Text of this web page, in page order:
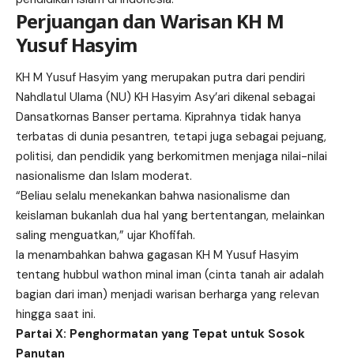
Perjuangan dan Warisan KH M
Yusuf Hasyim
KH M Yusuf Hasyim yang merupakan putra dari pendiri
Nahdlatul Ulama (NU) KH Hasyim Asy’ari dikenal sebagai
Dansatkornas Banser pertama. Kiprahnya tidak hanya
terbatas di dunia pesantren, tetapi juga sebagai pejuang,
politisi, dan pendidik yang berkomitmen menjaga nilai-nilai
nasionalisme dan Islam moderat.
“Beliau selalu menekankan bahwa nasionalisme dan
keislaman bukanlah dua hal yang bertentangan, melainkan
saling menguatkan,” ujar Khofifah.
Ia menambahkan bahwa gagasan KH M Yusuf Hasyim
tentang hubbul wathon minal iman (cinta tanah air adalah
bagian dari iman) menjadi warisan berharga yang relevan
hingga saat ini.
Partai X: Penghormatan yang Tepat untuk Sosok
Panutan